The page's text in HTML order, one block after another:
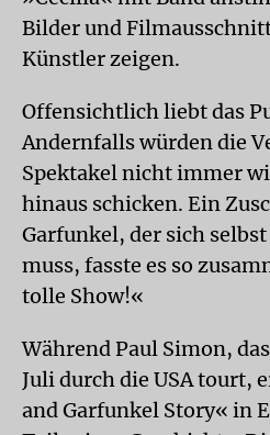
Bilder und
Künstler zeigen.
Offensichtlich liebt das
Andernfalls würden die
Spektakel nicht immer
hinaus schicken. Ein
Garfunkel, der sich
muss, fasste es so
tolle Show!«
Während Paul Simon,
Juli durch die USA tourt,
and Garfunkel Story« in